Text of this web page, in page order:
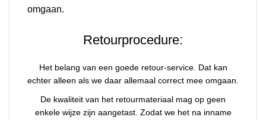
omgaan.
Retourprocedure:
Het belang van een goede retour-service. Dat kan
echter alleen als we daar allemaal correct mee omgaan.
De kwaliteit van het retourmateriaal mag op geen
enkele wijze zijn aangetast. Zodat we het na inname